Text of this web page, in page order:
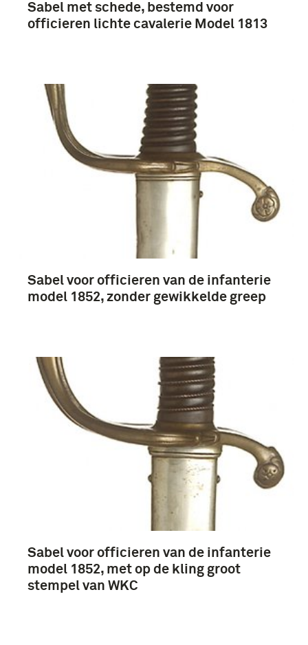
Meer
Nederland (200)
Sabel met schede, bestemd voor
officieren lichte cavalerie Model 1813
Sabel voor officieren van de infanterie
model 1852, zonder gewikkelde greep
Sabel voor officieren van de infanterie
model 1852, met op de kling groot
stempel van WKC